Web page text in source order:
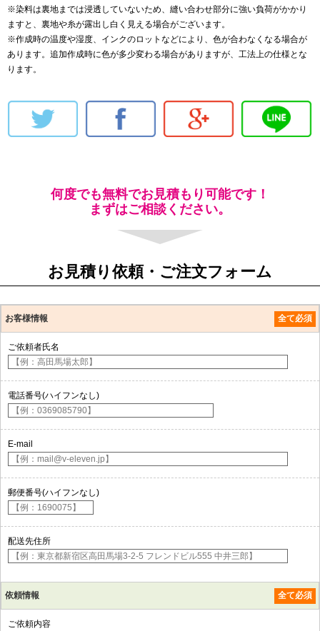
※染料は裏地までは浸透していないため、縫い合わせ部分に強い負荷がかかり
ますと、裏地や糸が露出し白く見える場合がございます。
※作成時の温度や湿度、インクのロットなどにより、色が合わなくなる場合が
あります。追加作成時に色が多少変わる場合がありますが、工法上の仕様とな
ります。
何度でも無料でお見積もり可能です！
まずはご相談ください。
お見積り依頼・ご注文フォーム
お客様情報 全て必須
ご依頼者氏名
電話番号(ハイフンなし)
E-mail
郵便番号(ハイフンなし)
配送先住所
依頼情報 全て必須
ご依頼内容